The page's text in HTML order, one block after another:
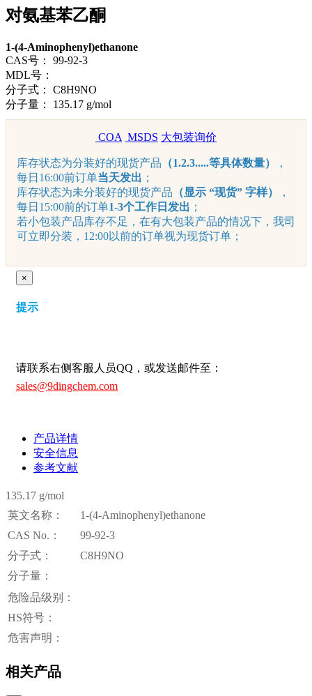
对氨基苯乙酮
1-(4-Aminophenyl)ethanone
CAS号：
99-92-3
MDL号：
分子式：
C8H9NO
分子量：
135.17 g/mol
COA MSDS 大包装询价
库存状态为分装好的现货产品 （1.2.3.....等具体数量）
，
每日16:00前订单当天发出 ；
库存状态为未分装好的现货产品 （显示 “现货” 字样）
，
每日15:00前的订单1-3个工作日发出 ；
若小包装产品库存不足，在有大包装产品的情况下，我司
可立即分装，12:00以前的订单视为现货订单；
×
提示
请联系右侧客服人员QQ，或发送邮件至：
sales@9dingchem.com
产品详情
安全信息
参考文献
135.17 g/mol
英文名称：
1-(4-Aminophenyl)ethanone
CAS No.：
99-92-3
分子式：
C8H9NO
分子量：
危险品级别：
HS符号：
危害声明：
相关产品